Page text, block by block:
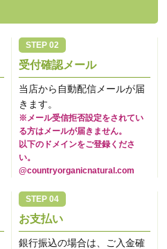
受付確認メール
当店から自動配信メールが届
きます。
※メール受信拒否設定をされてい
る方はメールが届きません。
以下のドメインをご登録くださ
い。
@countryorganicnatural.com
お支払い
銀行振込の場合は、ご入金確